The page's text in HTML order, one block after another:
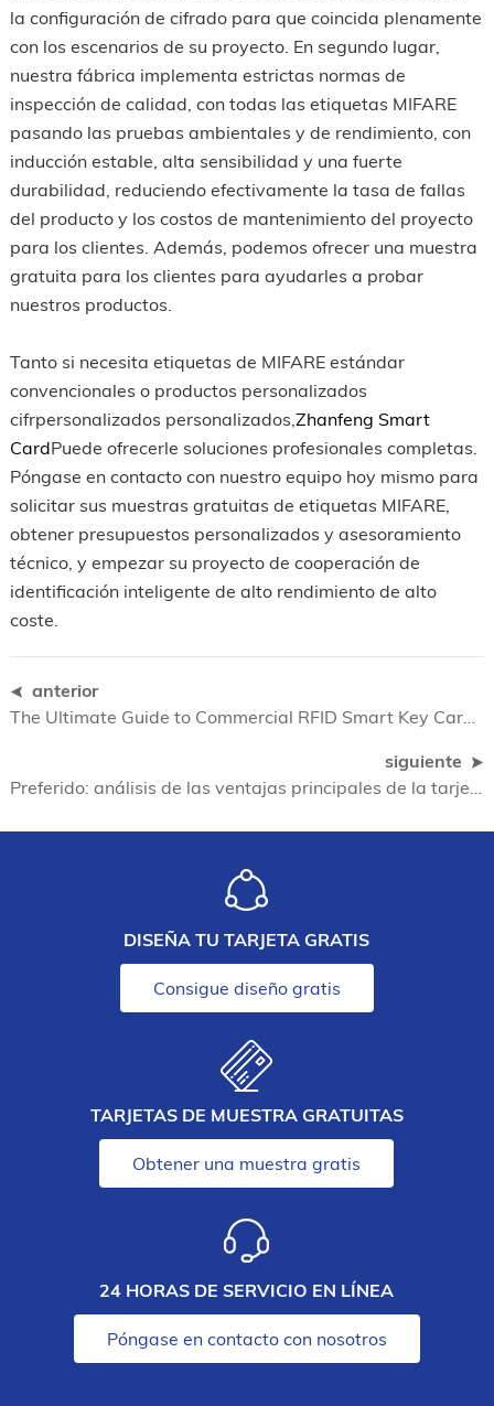
la configuración de cifrado para que coincida plenamente
con los escenarios de su proyecto. En segundo lugar,
nuestra fábrica implementa estrictas normas de
inspección de calidad, con todas las etiquetas MIFARE
pasando las pruebas ambientales y de rendimiento, con
inducción estable, alta sensibilidad y una fuerte
durabilidad, reduciendo efectivamente la tasa de fallas
del producto y los costos de mantenimiento del proyecto
para los clientes. Además, podemos ofrecer una muestra
gratuita para los clientes para ayudarles a probar
nuestros productos.
Tanto si necesita etiquetas de MIFARE estándar
convencionales o productos personalizados
cifrpersonalizados personalizados, Zhanfeng Smart
CardPuede ofrecerle soluciones profesionales completas.
Póngase en contacto con nuestro equipo hoy mismo para
solicitar sus muestras gratuitas de etiquetas MIFARE,
obtener presupuestos personalizados y asesoramiento
técnico, y empezar su proyecto de cooperación de
identificación inteligente de alto rendimiento de alto
coste.
anterior
The Ultimate Guide to Commercial RFID Smart Key Card Applications and Procurement (en inglés)
siguiente
DISEÑA TU TARJETA GRATIS
Consigue diseño gratis
TARJETAS DE MUESTRA GRATUITAS
Obtener una muestra gratis
24 HORAS DE SERVICIO EN LÍNEA
Póngase en contacto con nosotros